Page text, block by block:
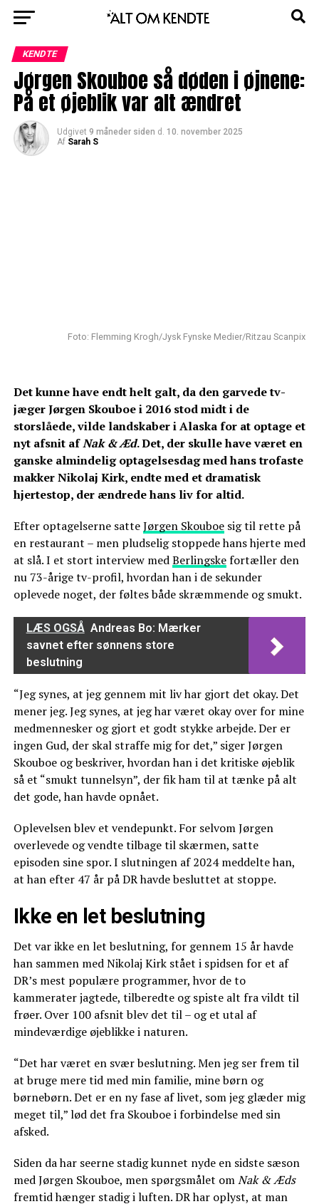
KENDTE
Jørgen Skouboe så døden i øjnene:
På et øjeblik var alt ændret
Udgivet 9 måneder siden d. 10. november 2025
Af Sarah S
Foto: Flemming Krogh/Jysk Fynske Medier/Ritzau Scanpix
Det kunne have endt helt galt, da den garvede tv-
jæger Jørgen Skouboe i 2016 stod midt i de
storslåede, vilde landskaber i Alaska for at optage et
nyt afsnit afNak & Æd. Det, der skulle have været en
ganske almindelig optagelsesdag med hans trofaste
makker Nikolaj Kirk, endte med et dramatisk
hjertestop, der ændrede hans liv for altid.
Efter optagelserne satteJørgen Skouboesig til rette på
en restaurant – men pludselig stoppede hans hjerte med
at slå. I et stort interview medBerlingskefortæller den
nu 73-årige tv-profil, hvordan han i de sekunder
oplevede noget, der føltes både skræmmende og smukt.
LÆS OGSÅ Andreas Bo: Mærker
savnet efter sønnens store
beslutning
“Jeg synes, at jeg gennem mit liv har gjort det okay. Det
mener jeg. Jeg synes, at jeg har været okay over for mine
medmennesker og gjort et godt stykke arbejde. Der er
ingen Gud, der skal straffe mig for det,” siger Jørgen
Skouboe og beskriver, hvordan han i det kritiske øjeblik
så et “smukt tunnelsyn”, der fik ham til at tænke på alt
det gode, han havde opnået.
Oplevelsen blev et vendepunkt. For selvom Jørgen
overlevede og vendte tilbage til skærmen, satte
episoden sine spor. I slutningen af 2024 meddelte han,
at han efter 47 år på DR havde besluttet at stoppe.
Ikke en let beslutning
Det var ikke en let beslutning, for gennem 15 år havde
han sammen med Nikolaj Kirk stået i spidsen for et af
DR’s mest populære programmer, hvor de to
kammerater jagtede, tilberedte og spiste alt fra vildt til
frøer. Over 100 afsnit blev det til – og et utal af
mindeværdige øjeblikke i naturen.
“Det har været en svær beslutning. Men jeg ser frem til
at bruge mere tid med min familie, mine børn og
børnebørn. Det er en ny fase af livet, som jeg glæder mig
meget til,” lød det fra Skouboe i forbindelse med sin
afsked.
Siden da har seerne stadig kunnet nyde en sidste sæson
med Jørgen Skouboe, men spørgsmålet omNak & Æds
fremtid hænger stadig i luften. DR har oplyst, at man